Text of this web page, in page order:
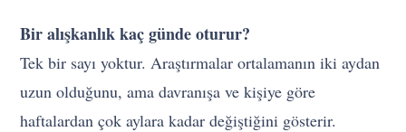
Bir alışkanlık kaç günde oturur?
Tek bir sayı yoktur. Araştırmalar ortalamanın iki aydan
uzun olduğunu, ama davranışa ve kişiye göre
haftalardan çok aylara kadar değiştiğini gösterir.